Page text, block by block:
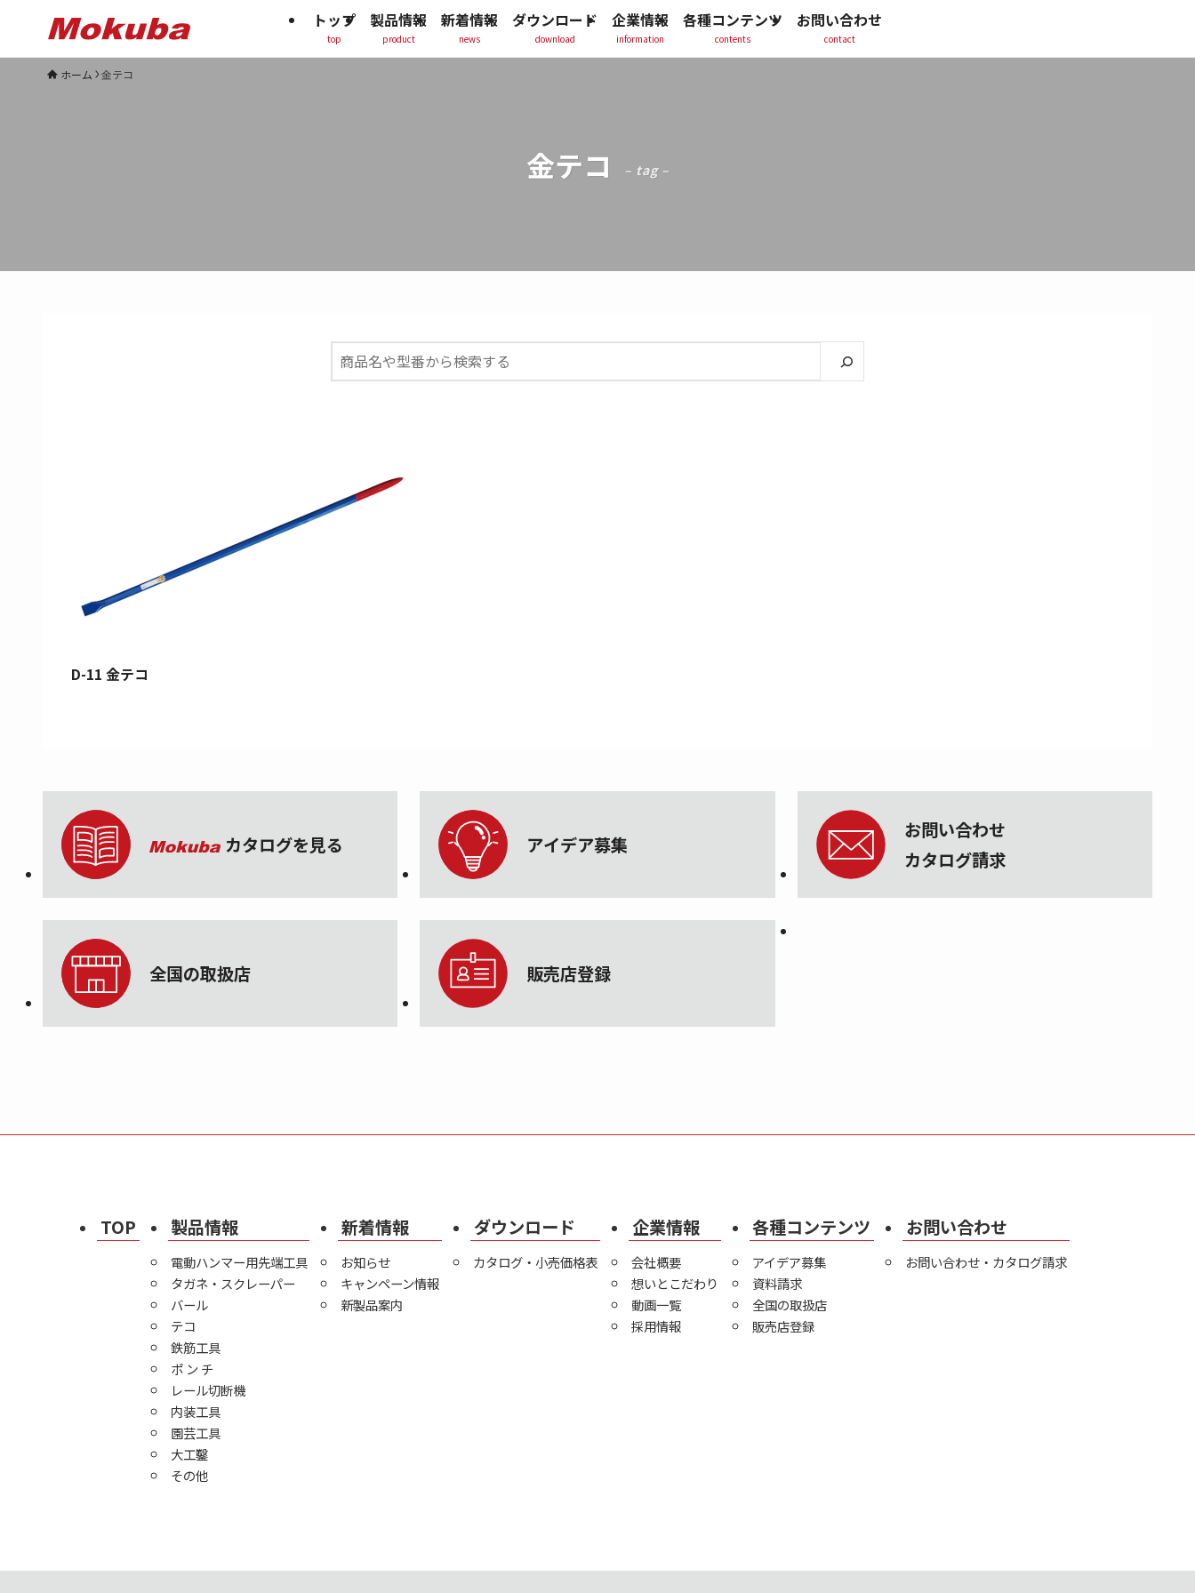
金テコ – tag –
ホーム 金テコ
トップ
top
製品情報
product
新着情報
news
ダウンロード
download
企業情報
information
各種コンテンツ
contents
お問い合わせ
contact
D-11 金テコ
カタログを見る アイデア募集
お問い合わせ
カタログ請求
全国の取扱店 販売店登録
TOP 製品情報
電動ハンマー用先端工具
タガネ・スクレーパー
バール
テコ
鉄筋工具
ポ ン チ
レール切断機
内装工具
園芸工具
大工鑿
その他
新着情報
お知らせ
キャンペーン情報
新製品案内
ダウンロード
カタログ・小売価格表
企業情報
会社概要
想いとこだわり
動画一覧
採用情報
各種コンテンツ
アイデア募集
資料請求
全国の取扱店
販売店登録
お問い合わせ
お問い合わせ・カタログ請求